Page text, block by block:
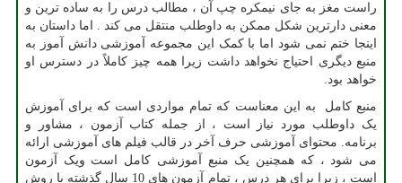
راست مغز به جای نیمکره چپ آن ، مطالب درس را به ساده ترین و
معنی دارترین شکل ممکن به داوطلب منتقل می کند . اما داستان به
اینجا ختم نمی شود اما با کمک این مجموعه آموزشی دانش آموز به
منبع دیگری احتیاج نخواهد داشت زیرا همه چیز کاملاً در دسترس او
خواهد بود.
منبع کامل به این معناست که تمام مواردی است که برای آموزش
یک داوطلب مورد نیاز است ، از جمله کتاب آزمون ، مشاور و
برنامه. محتوای آموزشی حرف آخر در قالب فیلم های آموزشی ارائه
می شود ، که همچنین یک منبع آموزشی کامل است ویک آزمون
است ، زیرا برای هر درس ، تمام آزمون های 10 سال گذشته با روش